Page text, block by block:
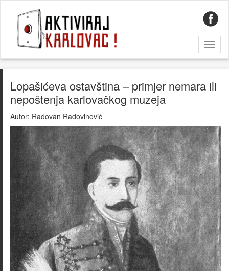
Lopašićeva ostavština – primjer nemara ili
nepoštenja karlovačkog muzeja
Autor: Radovan Radovinović